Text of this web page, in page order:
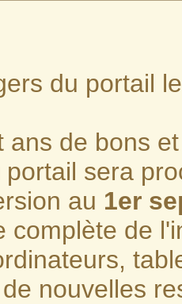
du portail
ans de bons
sera
au 1er
complète de
nouvelles